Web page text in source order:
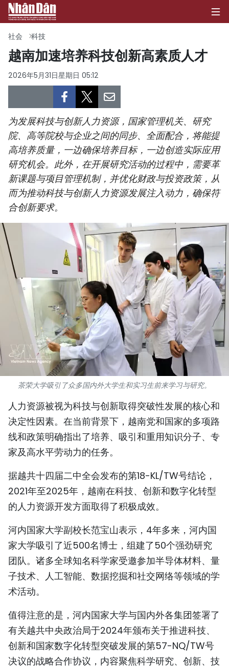
首页
政治
经济
社会
环保
文化
国际
旅游
友谊桥梁
史海
多功能媒体
图表新闻
图库
视频
人民报社简介
TIẾNG VIỆT
ENGLISH
РУССКИЙ
ESPAÑOL
社会 科技
越南加速培养科技创新高素质人才
2026年5月31日星期日 05:12
为发展科技与创新人力资源，国家管理机关、研究
院、高等院校与企业之间的同步、全面配合，将能提
高培养质量，一边确保培养目标，一边创造实际应用
研究机会。此外，在开展研究活动的过程中，需要革
新课题与项目管理机制，并优化财政与投资政策，从
而为推动科技与创新人力资源发展注入动力，确保符
合创新要求。
茶荣大学吸引了众多国内外大学生和实习生前来学习与研究。
人力资源被视为科技与创新取得突破性发展的核心和
决定性因素。在当前背景下，越南党和国家的多项路
线和政策明确指出了培养、吸引和重用知识分子、专
家及高水平劳动力的任务。
据越共十四届二中全会发布的第18-KL/TW号结论，
2021年至2025年，越南在科技、创新和数字化转型
的人力资源开发方面取得了积极成效。
河内国家大学副校长范宝山表示，4年多来，河内国
家大学吸引了近500名博士，组建了50个强劲研究
团队。诸多全球知名科学家受邀参加半导体材料、量
子技术、人工智能、数据挖掘和社交网络等领域的学
术活动。
值得注意的是，河内国家大学与国内外各集团签署了
有关越共中央政治局于2024年颁布关于推进科技、
创新和国家数字化转型突破发展的第57-NQ/TW号
决议的战略合作协议，内容聚焦科学研究、创新、技